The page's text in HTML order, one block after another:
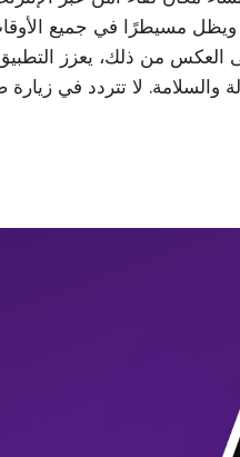
العكس من ذلك، يعزز التطبيق
والسلامة. لا تتردد في